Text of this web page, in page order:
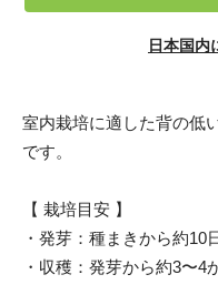
日本国内
室内栽培に適した背の低
です。
【 栽培目安 】
・発芽：種まきから約10
・収穫：発芽から約3〜4